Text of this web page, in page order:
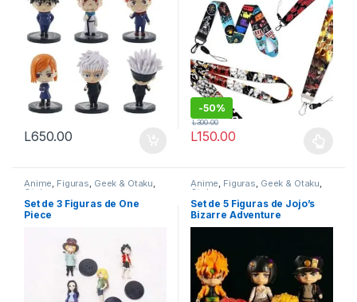
L650.00
-50%
L150.00
L300.00
Anime, Figuras, Geek & Otaku,
Otaku
Set de 3 Figuras de One
Piece
Anime, Figuras, Geek & Otaku,
Otaku
Set de 5 Figuras de Jojo’s
Bizarre Adventure